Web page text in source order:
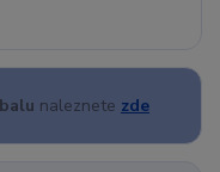
naleznete zde